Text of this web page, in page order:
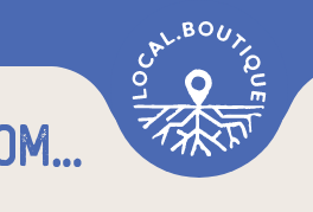
LES VÉGÉFUNS - CHEZ FROMAGES ET TERROIRS ST SERVAN